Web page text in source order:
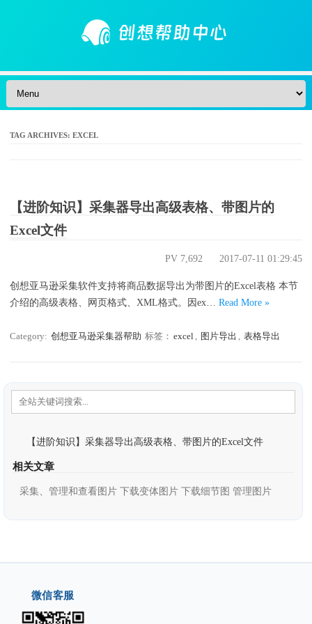
Skip to content
TAG ARCHIVES: EXCEL
【进阶知识】采集器导出高级表格、带图片的
Excel文件
PV 7,692 2017-07-11 01:29:45
创想亚马逊采集软件支持将商品数据导出为带图片的Excel表格 本节
介绍的高级表格、网页格式、XML格式。因ex… Read More »
Category: 创想亚马逊采集器帮助 标签： excel , 图片导出 , 表格导出
【进阶知识】采集器导出高级表格、带图片的Excel文件
相关文章
采集、管理和查看图片 下载变体图片 下载细节图 管理图片
微信客服